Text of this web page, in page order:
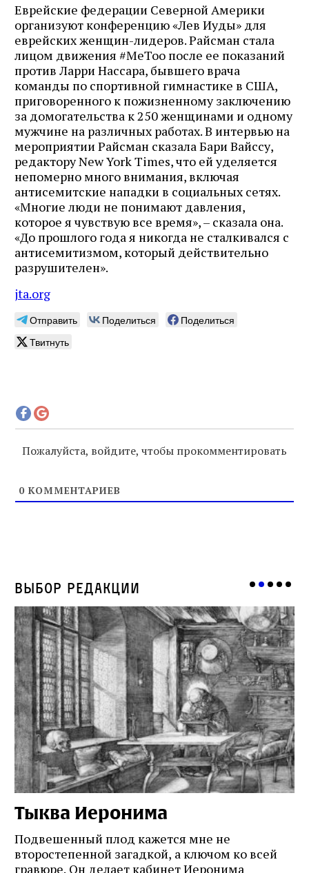
Еврейские федерации Северной Америки
организуют конференцию «Лев Иуды» для
еврейских женщин-лидеров. Райсман стала
лицом движения #MeToo после ее показаний
против Ларри Нассара, бывшего врача
команды по спортивной гимнастике в США,
приговоренного к пожизненному заключению
за домогательства к 250 женщинами и одному
мужчине на различных работах. В интервью на
мероприятии Райсман сказала Бари Вайссу,
редактору New York Times, что ей уделяется
непомерно много внимания, включая
антисемитские нападки в социальных сетях.
«Многие люди не понимают давления,
которое я чувствую все время», – сказала она.
«До прошлого года я никогда не сталкивался с
антисемитизмом, который действительно
разрушителен».
jta.org
Отправить Поделиться
Поделиться
Твитнуть
Пожалуйста, войдите, чтобы прокомментировать
0 КОММЕНТАРИЕВ
Выбор редакции
Тыква Иеронима
Подвешенный плод кажется мне не
второстепенной загадкой, а ключом ко всей
гравюре. Он делает кабинет Иеронима